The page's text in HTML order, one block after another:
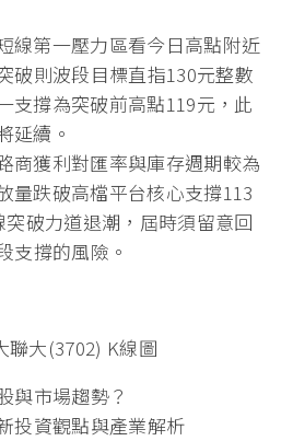
線第一壓力區看今日高點附近
破則波段目標直指130元整數
支撐為突破前高點119元，此
延續。
商獲利對匯率與庫存週期較為
量跌破高檔平台核心支撐113
破力道退潮，屆時須留意回
支撐的風險。
聯大(3702) K線圖
與市場趨勢？
投資觀點與產業解析